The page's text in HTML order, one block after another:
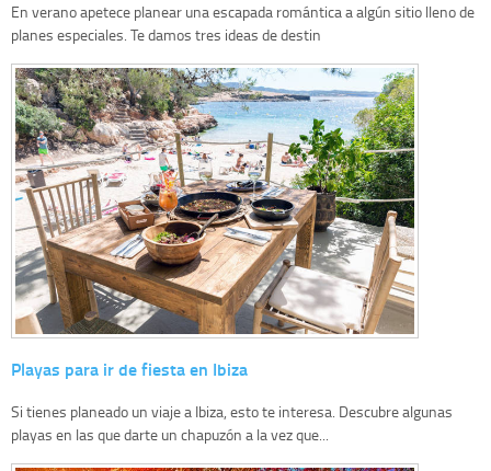
En verano apetece planear una escapada romántica a algún sitio lleno de
planes especiales. Te damos tres ideas de destin
Playas para ir de fiesta en Ibiza
Si tienes planeado un viaje a Ibiza, esto te interesa. Descubre algunas
playas en las que darte un chapuzón a la vez que...